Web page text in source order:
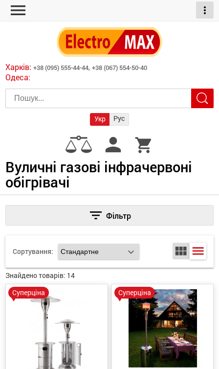
menu more_vert
Харків: +38 (095) 555-44-44, +38 (067) 554-50-40
Одеса:
Укр Рус
person shopping_cart
обігрівачі
машини
для
Вуличні газові інфрачервоні
обігрівачі
filter_list Фільтр
Сортування: expand_more view_module menu
Знайдено товарів: 14
Суперціна Суперціна